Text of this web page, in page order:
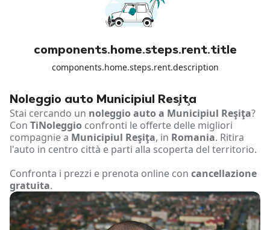
components.home.steps.rent.title
components.home.steps.rent.description
Noleggio auto Municipiul Reşiţa
Stai cercando un noleggio auto a Municipiul Reşiţa?
Con TiNoleggio confronti le offerte delle migliori
compagnie a Municipiul Reşiţa, in Romania. Ritira
l'auto in centro città e parti alla scoperta del territorio.
Confronta i prezzi e prenota online con cancellazione
gratuita.